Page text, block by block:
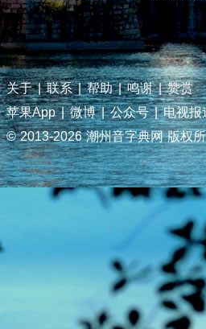
关于 | 联系 | 帮助 | 鸣谢 | 赞赏
苹果App | 微博 | 公众号 | 电视报
© 2013-2026 潮州音字典网 版权